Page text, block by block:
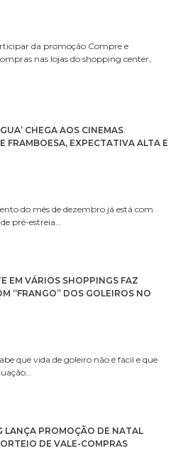
da promoção Compre e
nas lojas do shopping center,
CHEGA AOS CINEMAS
FRAMBOESA, EXPECTATIVA ALTA E
do mês de dezembro já está com
pré-estreia…
EM VÁRIOS SHOPPINGS FAZ
“FRANGO” DOS GOLEIROS NO
que vida de goleiro não é fácil e que
LANÇA PROMOÇÃO DE NATAL
DE VALE-COMPRAS